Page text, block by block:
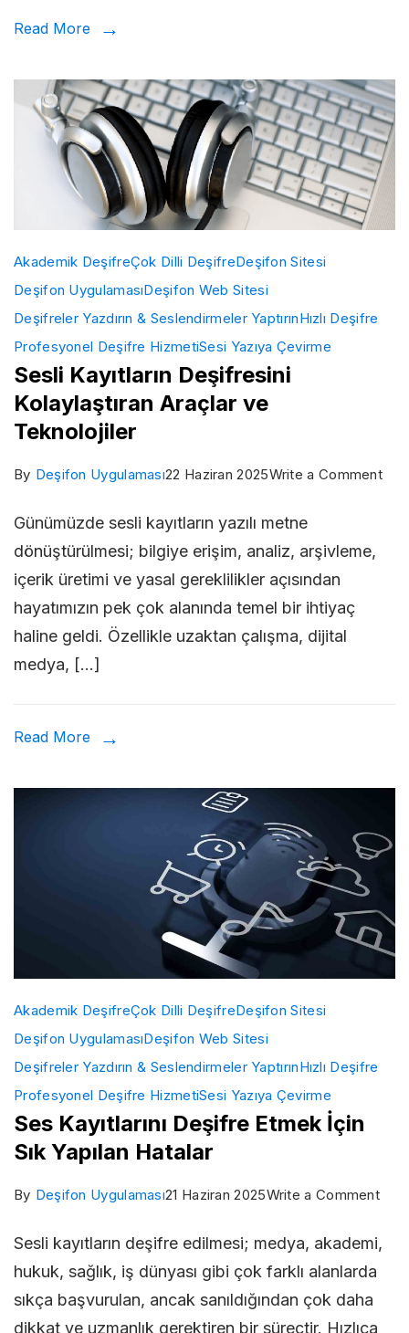
Read More
Akademik DeşifreÇok Dilli DeşifreDeşifon Sitesi
Deşifon UygulamasıDeşifon Web Sitesi
Deşifreler Yazdırın & Seslendirmeler YaptırınHızlı Deşifre
Profesyonel Deşifre HizmetiSesi Yazıya Çevirme
Sesli Kayıtların Deşifresini
Kolaylaştıran Araçlar ve
Teknolojiler
By Deşifon Uygulaması22 Haziran 2025Write a Commenton
Günümüzde sesli kayıtların yazılı metne
dönüştürülmesi; bilgiye erişim, analiz, arşivleme,
içerik üretimi ve yasal gereklilikler açısından
hayatımızın pek çok alanında temel bir ihtiyaç
haline geldi. Özellikle uzaktan çalışma, dijital
medya, […]
Read More
Akademik DeşifreÇok Dilli DeşifreDeşifon Sitesi
Deşifon UygulamasıDeşifon Web Sitesi
Deşifreler Yazdırın & Seslendirmeler YaptırınHızlı Deşifre
Profesyonel Deşifre HizmetiSesi Yazıya Çevirme
Ses Kayıtlarını Deşifre Etmek İçin
Sık Yapılan Hatalar
By Deşifon Uygulaması21 Haziran 2025Write a Commenton
Sesli kayıtların deşifre edilmesi; medya, akademi,
hukuk, sağlık, iş dünyası gibi çok farklı alanlarda
sıkça başvurulan, ancak sanıldığından çok daha
dikkat ve uzmanlık gerektiren bir süreçtir. Hızlıca